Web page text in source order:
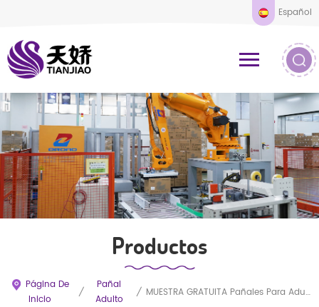
Español
Productos
Página De
Inicio
/
Pañal
Adulto
/ MUESTRA GRATUITA Pañales Para Adultos Fabrican Pantalones Para Adultos Levantan Pañales Para Adultos Al Por Mayor Desechables